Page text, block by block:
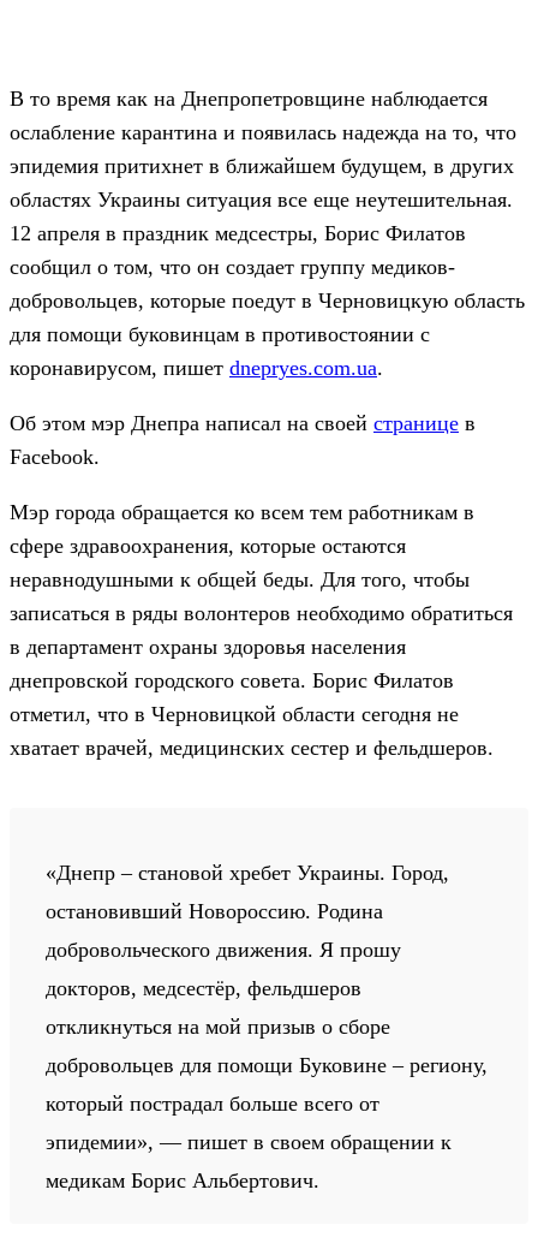
В то время как на Днепропетровщине наблюдается
ослабление карантина и появилась надежда на то, что
эпидемия притихнет в ближайшем будущем, в других
областях Украины ситуация все еще неутешительная.
12 апреля в праздник медсестры, Борис Филатов
сообщил о том, что он создает группу медиков-
добровольцев, которые поедут в Черновицкую область
для помощи буковинцам в противостоянии с
коронавирусом, пишет dnepryes.com.ua.
Об этом мэр Днепра написал на своей странице в
Facebook.
Мэр города обращается ко всем тем работникам в
сфере здравоохранения, которые остаются
неравнодушными к общей беды. Для того, чтобы
записаться в ряды волонтеров необходимо обратиться
в департамент охраны здоровья населения
днепровской городского совета. Борис Филатов
отметил, что в Черновицкой области сегодня не
хватает врачей, медицинских сестер и фельдшеров.
«Днепр – становой хребет Украины. Город,
остановивший Новороссию. Родина
добровольческого движения. Я прошу
докторов, медсестёр, фельдшеров
откликнуться на мой призыв о сборе
добровольцев для помощи Буковине – региону,
который пострадал больше всего от
эпидемии», — пишет в своем обращении к
медикам Борис Альбертович.